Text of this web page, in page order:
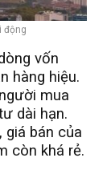
động
vốn
hàng hiệu.
mua
dài hạn.
giá bán của
còn khá rẻ.